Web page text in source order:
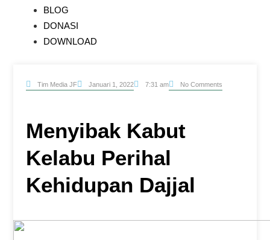
BLOG
DONASI
DOWNLOAD
Tim Media JF Januari 1, 2022 7:31 am No Comments
Menyibak Kabut
Kelabu Perihal
Kehidupan Dajjal